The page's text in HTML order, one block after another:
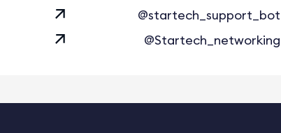
@startech_support_bot
@Startech_networking